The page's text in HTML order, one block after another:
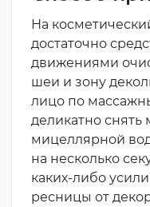
На
достаточно
движениями
шеи и зону
лицо по
деликатно снять
мицеллярной
на несколько
каких-либо
ресницы от